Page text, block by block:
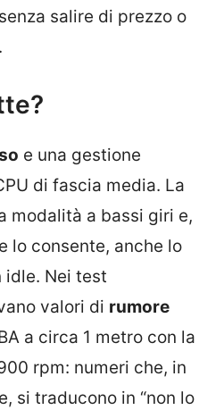
salire di prezzo o
e una gestione
di fascia media. La
modalità a bassi giri e,
lo consente, anche lo
idle. Nei test
valori di rumore
a circa 1 metro con la
rpm: numeri che, in
si traducono in “non lo